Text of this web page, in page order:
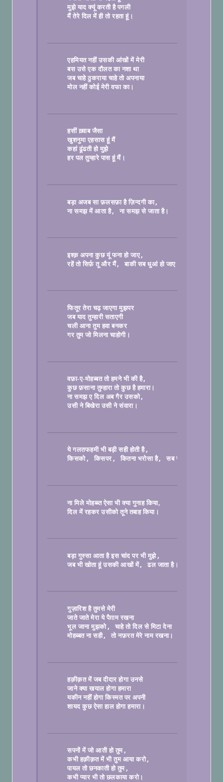
मुझे याद क्यूं करती है पगली
मैं तेरे दिल में ही तो रहता हूं।
एहमियत नहीं उसकी आंखों में मेरी
बस उसे एक दौलत का नशा था
जब चाहे ठुकराया चाहे तो अपनाया
मोल नहीं कोई मेरी वफा का।
हसीं ख़्वाब जैसा
खुशनुमा एहसास हूं मैं
कहां ढूंढती हो मुझे
हर पल तुम्हारे पास हूं मैं।
बड़ा अजब सा फ़लसफ़ा है ज़िन्दगी का
ना समझ में आता है, ना समझ से जाता है।
इश्क़ अपना कुछ यूं फना हो जाए
रहें तो सिर्फ़ तू और मैं, बाकी सब धुआं हो जाए।
फितूर तेरा चढ़ जाएगा मुझपर
जब याद तुम्हारी सताएगी
चली आना तुम हवा बनकर
गर तुम जो मिलना चाहोगी।
वफ़ा-ए-मोहब्बत तो हमने भी की है
कुछ फ़साना तुम्हारा तो कुछ है हमारा।
ना समझ ए दिल अब गैर उसको
उसी ने बिखेरा उसी ने संवारा।
ये गलतफहमी भी बड़ी सही होती है
किसको, किसपर, कितना भरोसा है, सब जता देती है।
ना मिले मोहब्ब्त ऐसा भी क्या गुनाह किया,
दिल में रहकर उसीको तूने तबाह किया।
बड़ा गुस्सा आता है इस चांद पर भी मुझे
जब भी खोता हूं उसकी आखों में, ढल जाता है।
गुज़ारिश है तुमसे मेरी
जाते जाते मेरा ये पैग़ाम रखना
भूल जाना मुझको, चाहे तो दिल से मिटा देना
मोहब्बत ना सही, तो नफ़रत मेरे नाम रखना।
हक़ीक़त में जब दीदार होगा उनसे
जाने क्या खयाल होगा हमारा
यकीन नहीं होगा किस्मत पर अपनी
शायद कुछ ऐसा हाल होगा हमारा।
सपनों में जो आती हो तुम
कभी हक़ीक़त में भी तुम आया करो
पायल तो छनकाती हो तुम
कभी प्यार भी तो छलकाया करो।